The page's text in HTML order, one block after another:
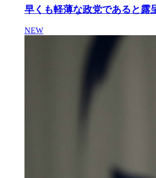
早くも軽薄な政党であると露
NEW